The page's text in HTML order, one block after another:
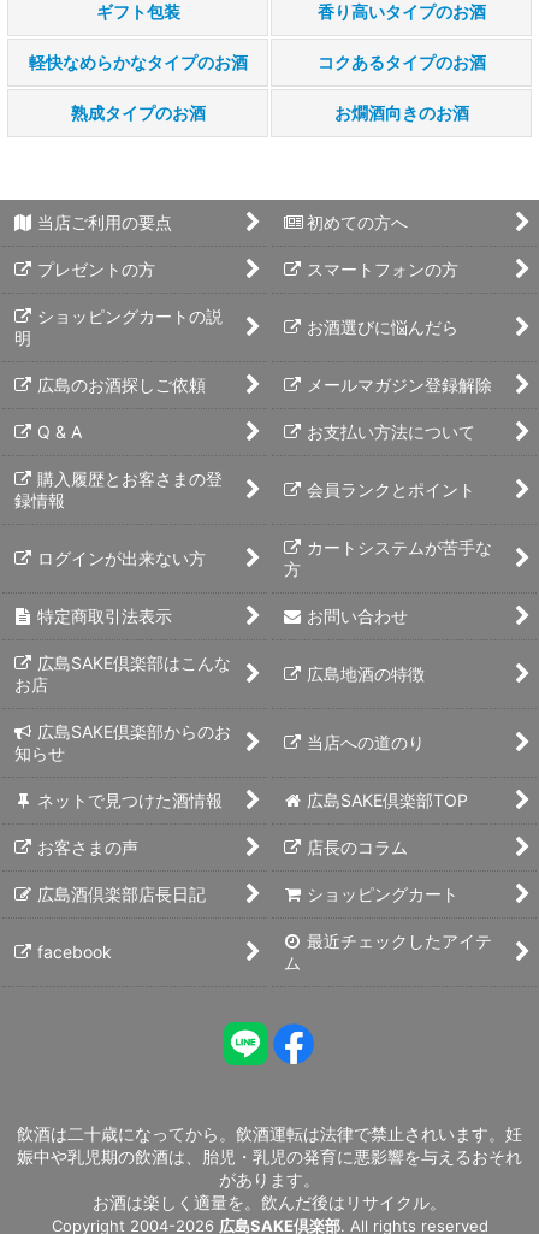
ギフト包装 香り高いタイプのお酒
軽快なめらかなタイプのお酒 コクあるタイプのお酒
熟成タイプのお酒 お燗酒向きのお酒
当店ご利用の要点 初めての方へ
プレゼントの方 スマートフォンの方
ショッピングカートの説
明
お酒選びに悩んだら
広島のお酒探しご依頼 メールマガジン登録解除
Q & A お支払い方法について
購入履歴とお客さまの登
録情報
会員ランクとポイント
ログインが出来ない方
カートシステムが苦手な
方
特定商取引法表示 お問い合わせ
広島SAKE倶楽部はこんな
お店
広島地酒の特徴
広島SAKE倶楽部からのお
知らせ
当店への道のり
ネットで見つけた酒情報 広島SAKE倶楽部TOP
お客さまの声 店長のコラム
広島酒倶楽部店長日記 ショッピングカート
facebook
最近チェックしたアイテ
ム
飲酒は二十歳になってから。飲酒運転は法律で禁止されいます。妊
娠中や乳児期の飲酒は、胎児・乳児の発育に悪影響を与えるおそれ
があります。
お酒は楽しく適量を。飲んだ後はリサイクル。
Copyright 2004-2026 広島SAKE倶楽部. All rights reserved